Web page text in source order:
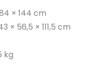
× 144 cm
× 56,5 × 111,5 cm
kg